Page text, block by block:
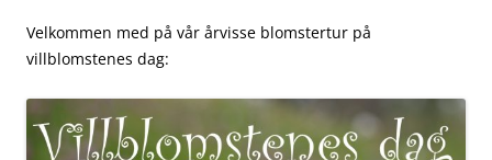
Velkommen med på vår årvisse blomstertur på
villblomstenes dag: